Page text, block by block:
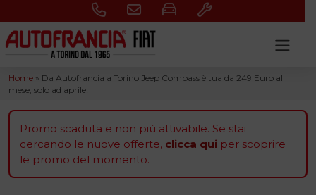
Home » Da Autofrancia a Torino Jeep Compass è tua da 249 Euro al
mese, solo ad aprile!
Promo scaduta e non più attivabile. Se stai
cercando le nuove offerte, clicca quiper scoprire
le promo del momento.